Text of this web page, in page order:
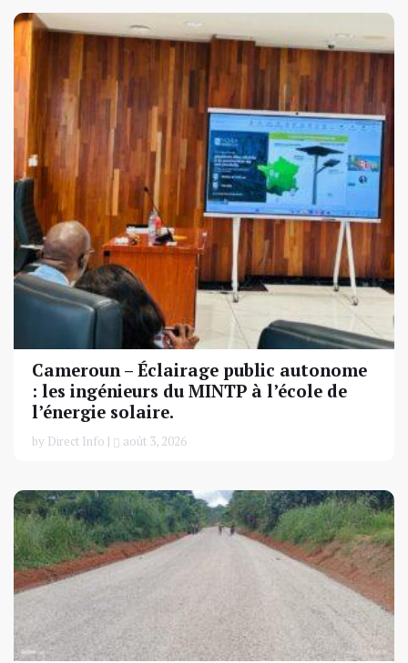
Cameroun – Éclairage public autonome
: les ingénieurs du MINTP à l’école de
l’énergie solaire.
by Direct Info | août 3, 2026